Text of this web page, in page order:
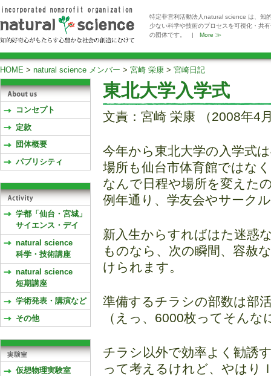
特定非営利活動法人natural science は、知
少ない科学や技術のプロセスを可視化・共
の団体です。 | More ≫
HOME > natural science メンバー > 宮崎 栄康 > 宮崎日記
東北大学入学式
文責：宮崎 栄康 （2008年4
今年から東北大学の入学式
場所も仙台市体育館ではな
なんで日程や場所を変えた
例年通り、学友会やサーク
新入生からすればはた迷惑
ものなら、次の瞬間、容赦
けられます。
準備するチラシの部数は部
（えっ、6000枚ってそん
チラシ以外で効率よく勧誘
って考えるけれど、やはり
コンセプト
定款
団体概要
パブリシティ
学都「仙台・宮城」
サイエンス・デイ
natural science
科学・技術講座
natural science
短期講座
学術発表・講演など
その他
仮想物理実験室